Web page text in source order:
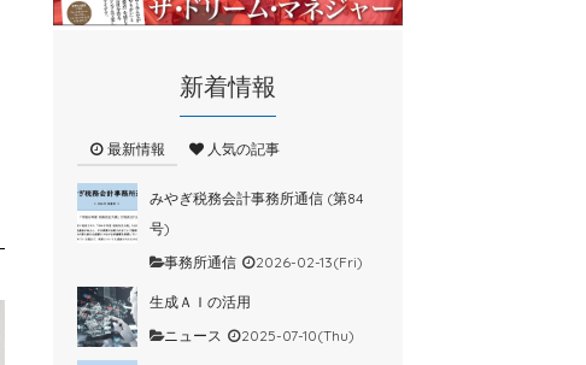
新着情報
最新情報 人気の記事
みやぎ税務会計事務所通信 (第84
号)
事務所通信
2026-02-13(Fri)
生成ＡＩの活用
ニュース
2025-07-10(Thu)